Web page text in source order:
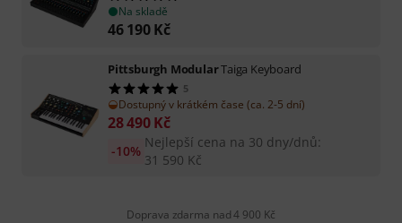
Na skladě
46 190 Kč
Pittsburgh ModularTaiga Keyboard
5
Dostupný v krátkém čase (ca. 2-5 dní)
28 490 Kč
Nejlepší cena na 30 dny/dnů:
31 590 Kč
-10%
Doprava zdarma nad 4 900 Kč